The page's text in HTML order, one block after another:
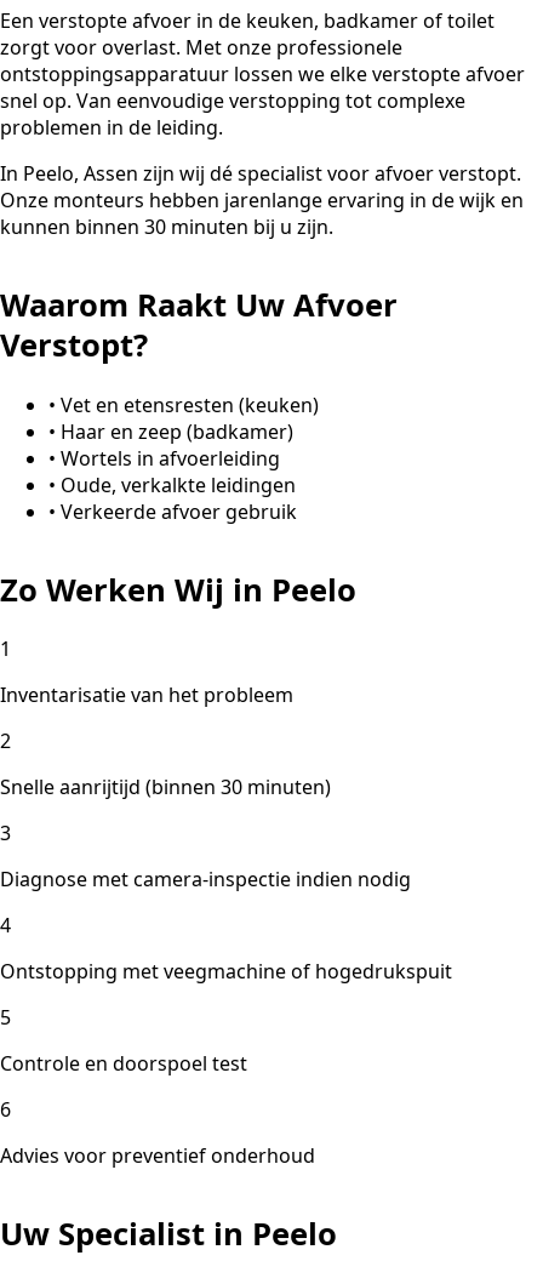
Een verstopte afvoer in de keuken, badkamer of toilet
zorgt voor overlast. Met onze professionele
ontstoppingsapparatuur lossen we elke verstopte afvoer
snel op. Van eenvoudige verstopping tot complexe
problemen in de leiding.
In Peelo, Assen zijn wij dé specialist voor afvoer verstopt.
Onze monteurs hebben jarenlange ervaring in de wijk en
kunnen binnen 30 minuten bij u zijn.
Waarom Raakt Uw Afvoer
Verstopt?
• Vet en etensresten (keuken)
• Haar en zeep (badkamer)
• Wortels in afvoerleiding
• Oude, verkalkte leidingen
• Verkeerde afvoer gebruik
Zo Werken Wij in Peelo
1
Inventarisatie van het probleem
2
Snelle aanrijtijd (binnen 30 minuten)
3
Diagnose met camera-inspectie indien nodig
4
Ontstopping met veegmachine of hogedrukspuit
5
Controle en doorspoel test
6
Advies voor preventief onderhoud
Uw Specialist in Peelo